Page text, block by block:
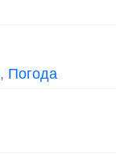
, Погода